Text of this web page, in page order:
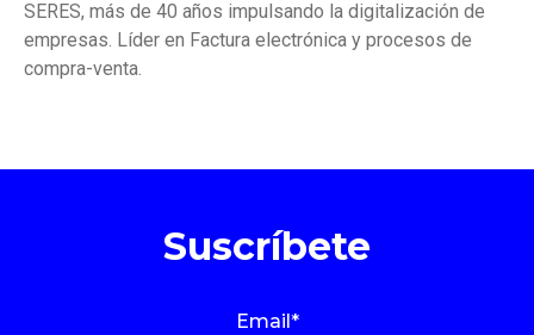
SERES, más de 40 años impulsando la digitalización de
empresas. Líder en Factura electrónica y procesos de
compra-venta.
Suscríbete
Email*